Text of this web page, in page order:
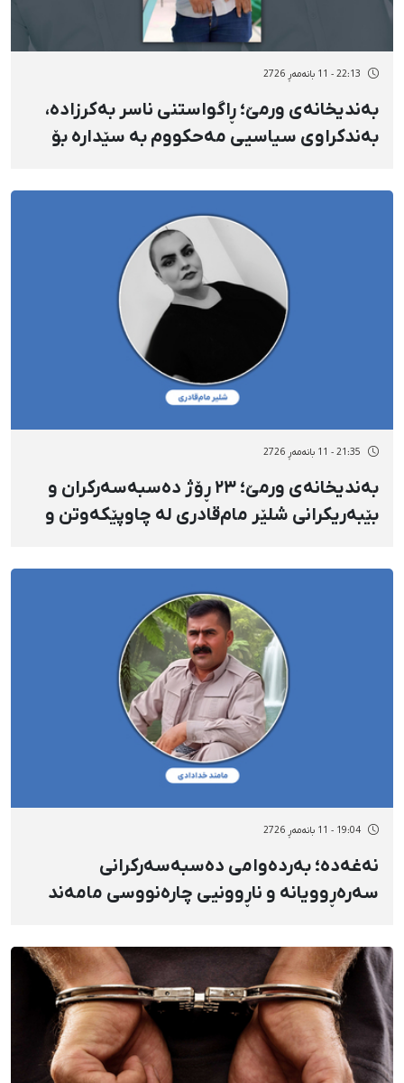
22:13 - 11 بانەمەڕ 2726
بەندیخانەی ورمێ؛ ڕاگواستنی ناسر بەکرزادە،
بەندکراوی سیاسیی مەحکووم بە سێدارە بۆ
بە سامانەی سەنا سنووردار کراوە
21:35 - 11 بانەمەڕ 2726
بەندیخانەی ورمێ؛ ٢٣ ڕۆژ دەسبەسەرکران و
بێبەریکرانی شلێر مام‌قادری لە چاوپێکەوتن و
منداڵەکانیەتی
19:04 - 11 بانەمەڕ 2726
نەغەدە؛ بەردەوامی دەسبەسەرکرانی
سەرەڕوویانه و ناڕوونیی چارەنووسی مامەند